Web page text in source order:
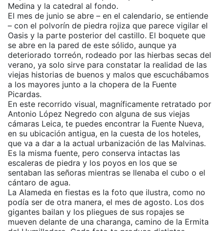
Medina y la catedral al fondo.
El mes de junio se abre – en el calendario, se entiende
– con el polvorín de piedra rojiza que parece vigilar el
Oasis y la parte posterior del castillo. El boquete que
se abre en la pared de este sólido, aunque ya
deteriorado torreón, rodeado por las hierbas secas del
verano, ya solo sirve para constatar la realidad de las
viejas historias de buenos y malos que escuchábamos
a los mayores junto a la chopera de la Fuente
Picardas.
En este recorrido visual, magníficamente retratado por
Antonio López Negredo con alguna de sus viejas
cámaras Leica, te puedes encontrar la Fuente Nueva,
en su ubicación antigua, en la cuesta de los hoteles,
que va a dar a la actual urbanización de las Malvinas.
Es la misma fuente, pero conserva intactas las
escaleras de piedra y los poyos en los que se
sentaban las señoras mientras se llenaba el cubo o el
cántaro de agua.
La Alameda en fiestas es la foto que ilustra, como no
podía ser de otra manera, el mes de agosto. Los dos
gigantes bailan y los pliegues de sus ropajes se
mueven delante de una charanga, camino de la Ermita